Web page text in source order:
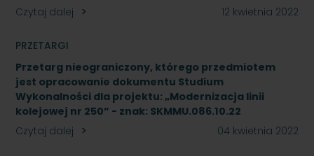
Czytaj dalej
12 kwietnia 2022
PRZETARGI
Przetarg nieograniczony, którego przedmiotem
jest opracowanie dokumentu Studium
Wykonalności dla projektu: „Modernizacja linii
kolejowej nr 250” - znak: SKMMU.086.10.22
Czytaj dalej
04 kwietnia 2022